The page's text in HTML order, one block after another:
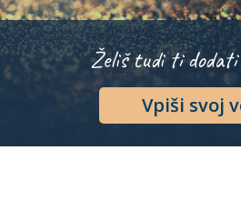
Želiš tudi ti dodati
Vpiši svoj